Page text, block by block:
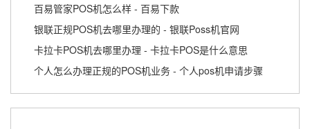
百易管家POS机怎么样 - 百易下款
银联正规POS机去哪里办理的 - 银联Poss机官网
卡拉卡POS机去哪里办理 - 卡拉卡POS是什么意思
个人怎么办理正规的POS机业务 - 个人pos机申请步骤